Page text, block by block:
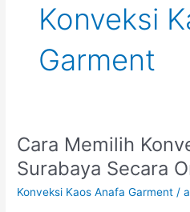
Konveksi
Garment
Cara Memilih
Surabaya Secara
Konveksi Kaos Anafa Garment /
Cara
Memilih
Konveksi
Baju